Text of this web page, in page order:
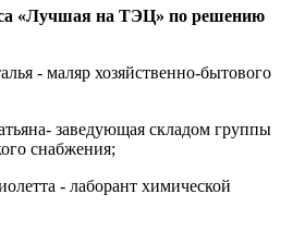
«Лучшая на ТЭЦ» по решению
- маляр хозяйственно-бытового
заведующая складом группы
снабжения;
- лаборант химической